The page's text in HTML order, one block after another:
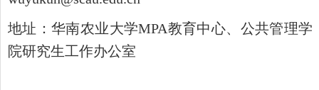
地址：华南农业大学MPA教育中心、公共管理学
院研究生工作办公室